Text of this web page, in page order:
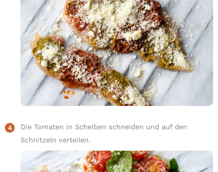
Die Tomaten in Scheiben schneiden und auf den
Schnitzeln verteilen.